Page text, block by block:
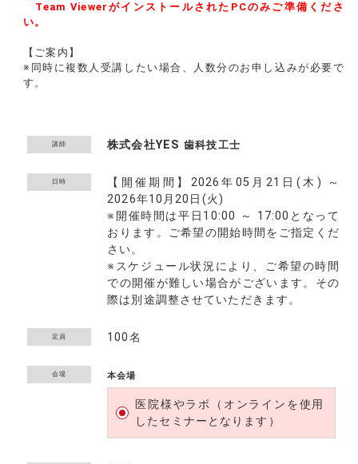
Team ViewerがインストールされたPCのみご準備くださ
い。
【ご案内】
※同時に複数人受講したい場合、人数分のお申し込みが必要で
す。
講師 株式会社YES歯科技工士
日時
【開催期間】2026年05月21日(木) ～
2026年10月20日(火)
※開催時間は平日10:00 ～ 17:00となって
おります。ご希望の開始時間をご指定くだ
さい。
※スケジュール状況により、ご希望の時間
での開催が難しい場合がございます。その
際は別途調整させていただきます。
定員 100名
会場 本会場
医院様やラボ（オンラインを使用
したセミナーとなります）